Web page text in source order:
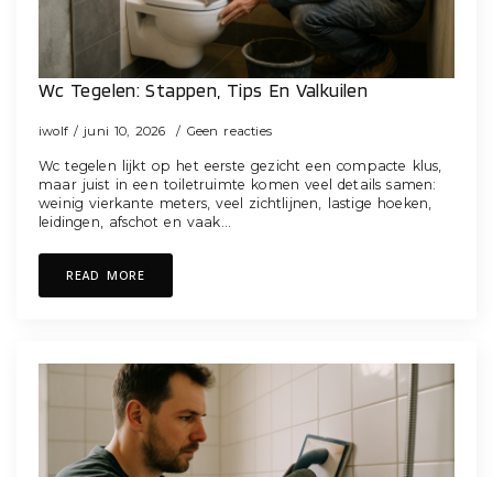
Wc Tegelen: Stappen, Tips En Valkuilen
iwolf juni 10, 2026 Geen reacties
Wc tegelen lijkt op het eerste gezicht een compacte klus,
maar juist in een toiletruimte komen veel details samen:
weinig vierkante meters, veel zichtlijnen, lastige hoeken,
leidingen, afschot en vaak…
READ MORE